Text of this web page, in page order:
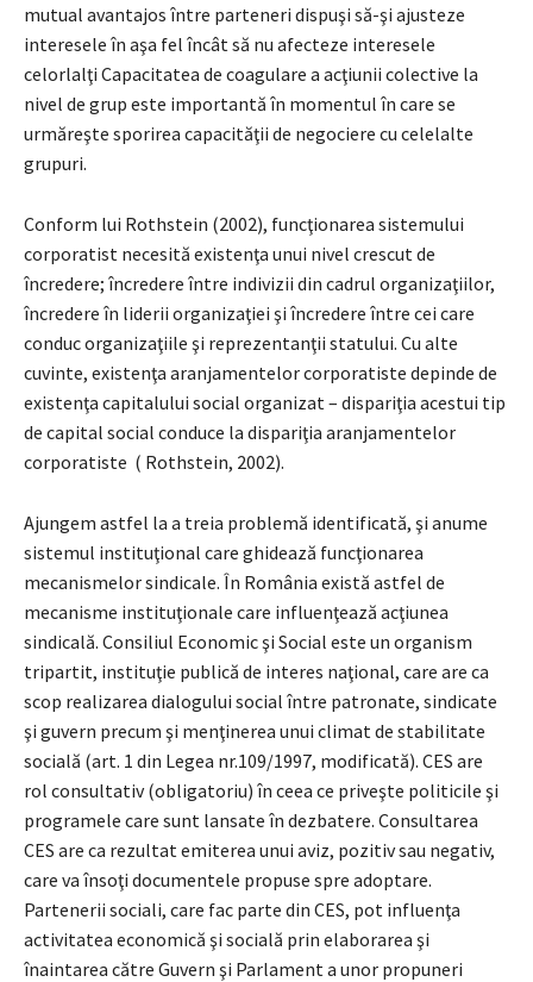
mutual avantajos între parteneri dispuşi să-şi ajusteze
interesele în aşa fel încât să nu afecteze interesele
celorlalţi Capacitatea de coagulare a acţiunii colective la
nivel de grup este importantă în momentul în care se
urmăreşte sporirea capacităţii de negociere cu celelalte
grupuri.
Conform lui Rothstein (2002), funcţionarea sistemului
corporatist necesită existenţa unui nivel crescut de
încredere; încredere între indivizii din cadrul organizaţiilor,
încredere în liderii organizaţiei şi încredere între cei care
conduc organizaţiile şi reprezentanţii statului. Cu alte
cuvinte, existenţa aranjamentelor corporatiste depinde de
existenţa capitalului social organizat – dispariţia acestui tip
de capital social conduce la dispariţia aranjamentelor
corporatiste ( Rothstein, 2002).
Ajungem astfel la a treia problemă identificată, şi anume
sistemul instituţional care ghidează funcţionarea
mecanismelor sindicale. În România există astfel de
mecanisme instituţionale care influenţează acţiunea
sindicală. Consiliul Economic şi Social este un organism
tripartit, instituţie publică de interes naţional, care are ca
scop realizarea dialogului social între patronate, sindicate
şi guvern precum şi menţinerea unui climat de stabilitate
socială (art. 1 din Legea nr.109/1997, modificată). CES are
rol consultativ (obligatoriu) în ceea ce priveşte politicile şi
programele care sunt lansate în dezbatere. Consultarea
CES are ca rezultat emiterea unui aviz, pozitiv sau negativ,
care va însoţi documentele propuse spre adoptare.
Partenerii sociali, care fac parte din CES, pot influenţa
activitatea economică şi socială prin elaborarea şi
înaintarea către Guvern şi Parlament a unor propuneri